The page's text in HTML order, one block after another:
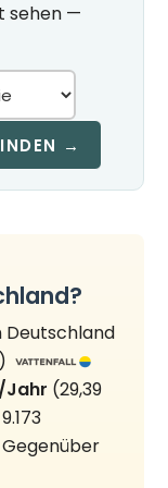
sehen —
→
Deutschland
Jahr (29,39